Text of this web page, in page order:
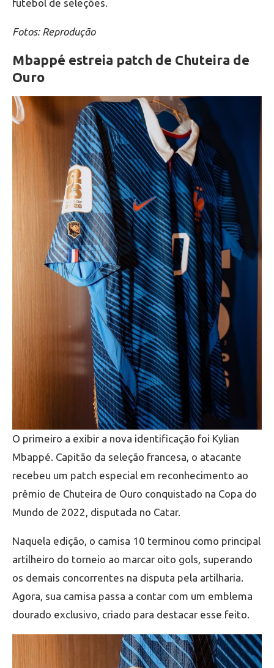
futebol de seleções.
Fotos: Reprodução
Mbappé estreia patch de Chuteira de
Ouro
O primeiro a exibir a nova identificação foi Kylian
Mbappé. Capitão da seleção francesa, o atacante
recebeu um patch especial em reconhecimento ao
prêmio de Chuteira de Ouro conquistado na Copa do
Mundo de 2022, disputada no Catar.
Naquela edição, o camisa 10 terminou como principal
artilheiro do torneio ao marcar oito gols, superando
os demais concorrentes na disputa pela artilharia.
Agora, sua camisa passa a contar com um emblema
dourado exclusivo, criado para destacar esse feito.